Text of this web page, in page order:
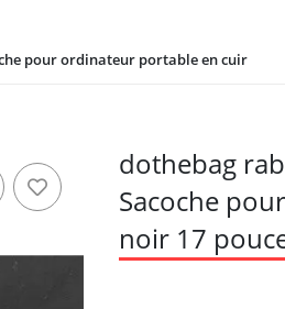
pour ordinateur portable en cuir
dothebag
Sacoche
noir 17